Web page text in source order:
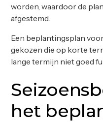
worden, waardoor de
afgestemd.
Een beplantingsplan
gekozen die op korte
lange termijn niet goed
het